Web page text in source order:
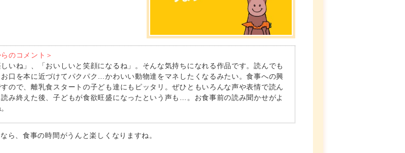
のコメント＞
しいね」、「おいしいと笑顔になるね」。そんな気持ちになれる作品です。読んでも
口を本に近づけてパクパク…かわいい動物達をマネしたくなるみたい。食事への興
ので、離乳食スタートの子ども達にもピッタリ。ぜひともいろんな声や表情で読ん
み終えた後、子どもが食欲旺盛になったという声も…。お食事前の読み聞かせがよ
ら、食事の時間がうんと楽しくなりますね。